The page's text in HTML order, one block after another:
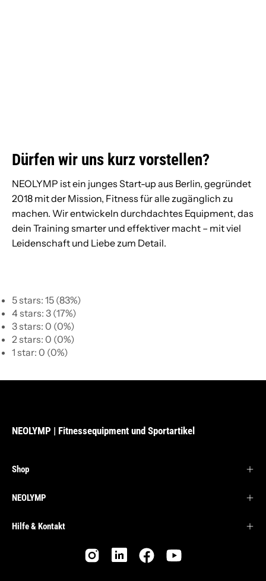
Dürfen wir uns kurz vorstellen?
NEOLYMP ist ein junges Start-up aus Berlin, gegründet
2018 mit der Mission, Fitness für alle zugänglich zu
machen. Wir entwickeln durchdachtes Equipment, das
dein Training smarter und effektiver macht – mit viel
Leidenschaft und Liebe zum Detail.
5 stars: 15 (83%)
4 stars: 3 (17%)
3 stars: 0 (0%)
2 stars: 0 (0%)
1 star: 0 (0%)
NEOLYMP | Fitnessequipment und Sportartikel
Shop
NEOLYMP
Hilfe & Kontakt